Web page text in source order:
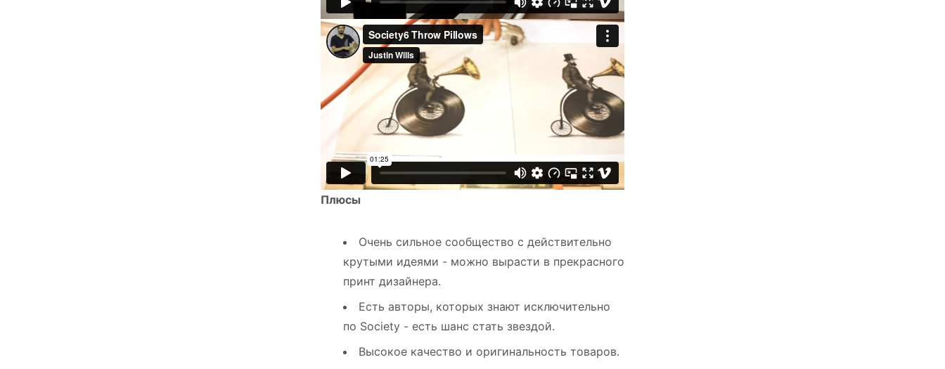
Плюсы
Очень сильное сообщество с действительно
крутыми идеями - можно вырасти в прекрасного
принт дизайнера.
Есть авторы, которых знают исключительно
по Society - есть шанс стать звездой.
Высокое качество и оригинальность товаров.